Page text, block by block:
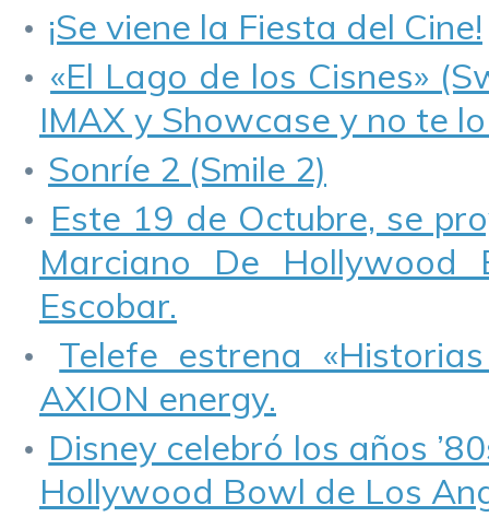
¡Se viene la Fiesta del Cine!
«El Lago de los Cisnes»
IMAX y Showcase y no te
Sonríe 2 (Smile 2)
Este 19 de Octubre, se
Marciano De
Escobar.
Telefe estrena
AXION energy.
Disney celebró los años
Hollywood Bowl de Los